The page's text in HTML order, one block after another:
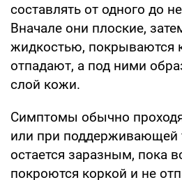
составлять от одного до
Вначале они плоские,
жидкостью, покрываются
отпадают, а под ними
слой кожи.
Симптомы обычно
или при поддерживающей
остается заразным, пока
покроются коркой и не